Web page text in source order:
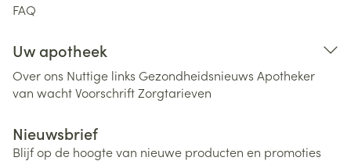
FAQ
Uw apotheek
Over ons Nuttige links Gezondheidsnieuws Apotheker
van wachtVoorschriftZorgtarieven
Nieuwsbrief
Blijf op de hoogte van nieuwe producten en promoties